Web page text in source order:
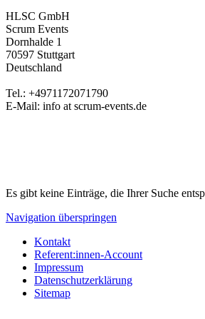
HLSC GmbH
Scrum Events
Dornhalde 1
70597 Stuttgart
Deutschland
Tel.: +4971172071790
E-Mail: info at scrum-events.de
Es gibt keine Einträge, die Ihrer Suche
Navigation überspringen
Kontakt
Referent:innen-Account
Impressum
Datenschutzerklärung
Sitemap